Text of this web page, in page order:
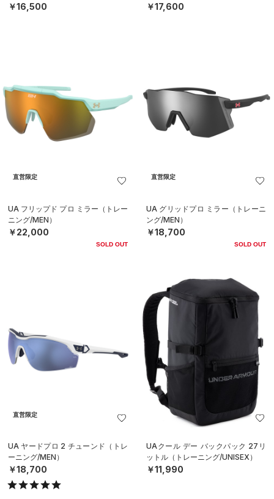
￥16,500 ￥17,600
直営限定
UA フリップド プロ ミラー（トレー
ニング/MEN）
￥22,000
SOLD OUT
直営限定
UA グリッドプロ ミラー（トレーニ
ング/MEN）
￥18,700
SOLD OUT
直営限定
UA ヤードプロ 2 チューンド（トレ
ーニング/MEN）
￥18,700
UAクール デー バックパック 27リ
ットル（トレーニング/UNISEX）
￥11,990